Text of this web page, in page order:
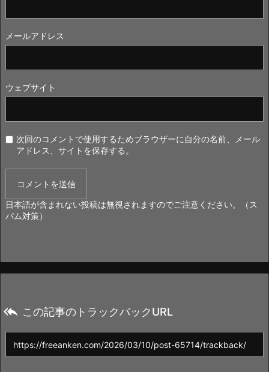
メールアドレス
ウェブサイト
次回のコメントで使用するためブラウザーに自分の名前、メール
アドレス、サイトを保存する。
日本語が含まれない投稿は無視されますのでご注意ください。（ス
パム対策）
 この記事のトラックバックURL